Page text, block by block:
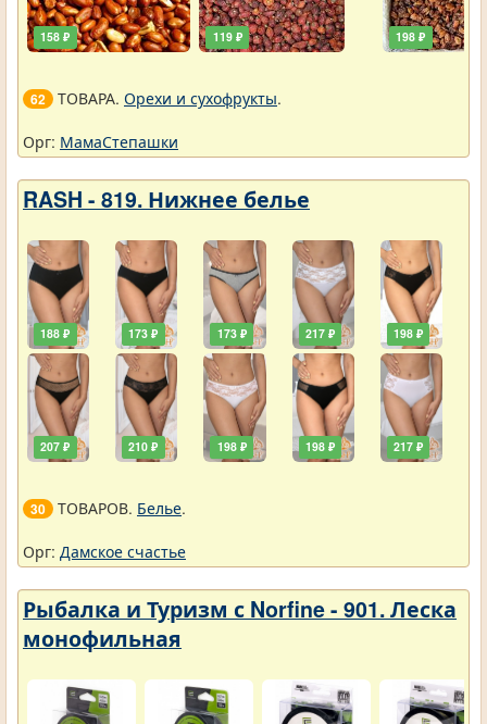
158 ₽ 119 ₽ 198 ₽
62 ТОВАРА. Орехи и сухофрукты.
Орг: МамаСтепашки
RASH - 819. Нижнее белье
188 ₽
207 ₽
173 ₽
210 ₽
173 ₽
198 ₽
217 ₽
198 ₽
198 ₽
217 ₽
30 ТОВАРОВ. Белье.
Орг: Дамское счастье
Рыбалка и Туризм с Norfine - 901. Леска
монофильная